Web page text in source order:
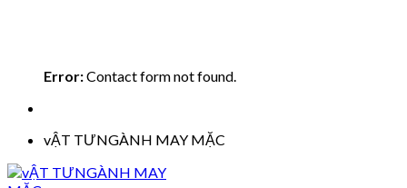
Error:Contact form not found.
vẬT TƯNGÀNH MAY MẶC